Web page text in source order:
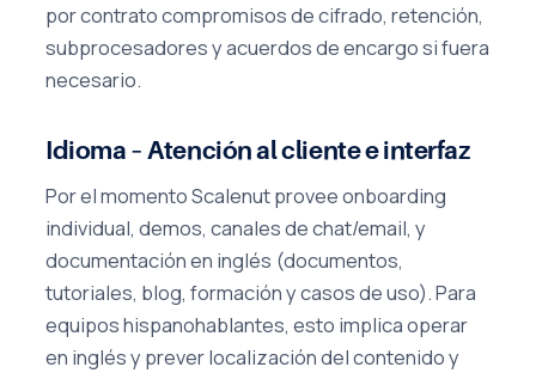
por contrato compromisos de cifrado, retención,
subprocesadores y acuerdos de encargo si fuera
necesario.
Idioma – Atención al cliente e interfaz
Por el momento Scalenut provee onboarding
individual, demos, canales de chat/email, y
documentación en inglés (documentos,
tutoriales, blog, formación y casos de uso). Para
equipos hispanohablantes, esto implica operar
en inglés y prever localización del contenido y